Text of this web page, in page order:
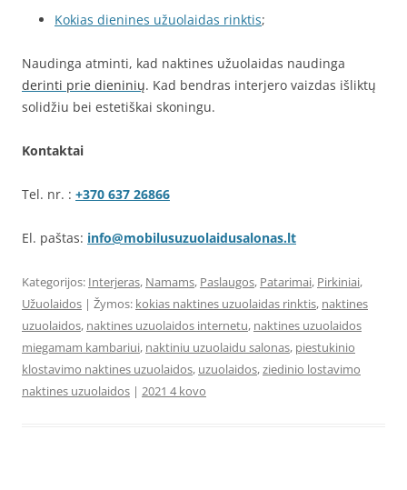
Kokias dienines užuolaidas rinktis;
Naudinga atminti, kad naktines užuolaidas naudinga
derinti prie dieninių. Kad bendras interjero vaizdas išliktų
solidžiu bei estetiškai skoningu.
Kontaktai
Tel. nr. : +370 637 26866
El. paštas: info@mobilusuzuolaidusalonas.lt
Kategorijos: Interjeras, Namams, Paslaugos, Patarimai, Pirkiniai,
Užuolaidos | Žymos: kokias naktines uzuolaidas rinktis, naktines
uzuolaidos, naktines uzuolaidos internetu, naktines uzuolaidos
miegamam kambariui, naktiniu uzuolaidu salonas, piestukinio
klostavimo naktines uzuolaidos, uzuolaidos,ziedinio lostavimo
naktines uzuolaidos | 2021 4 kovo